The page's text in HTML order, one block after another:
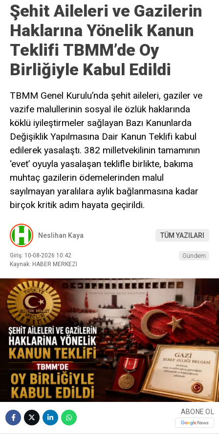
Şehit Aileleri ve Gazilerin
Haklarına Yönelik Kanun
Teklifi TBMM’de Oy
Birliğiyle Kabul Edildi
TBMM Genel Kurulu’nda şehit aileleri, gaziler ve
vazife malullerinin sosyal ile özlük haklarında
köklü iyileştirmeler sağlayan Bazı Kanunlarda
Değişiklik Yapılmasına Dair Kanun Teklifi kabul
edilerek yasalaştı. 382 milletvekilinin tamamının
‘evet’ oyuyla yasalaşan teklifle birlikte, bakıma
muhtaç gazilerin ödemelerinden malul
sayılmayan yaralılara aylık bağlanmasına kadar
birçok kritik adım hayata geçirildi.
Neslihan Kaya TÜM YAZILARI
Giriş: 10-08-2026 10:42
Kaynak: HABER MERKEZI
Gündem
ABONE OL